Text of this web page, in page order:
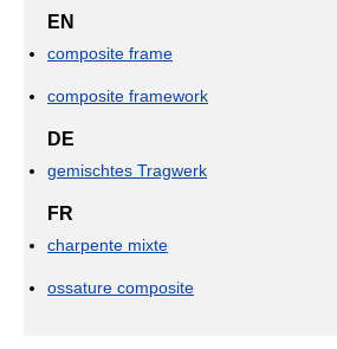
EN
composite frame
composite framework
DE
gemischtes Tragwerk
FR
charpente mixte
ossature composite